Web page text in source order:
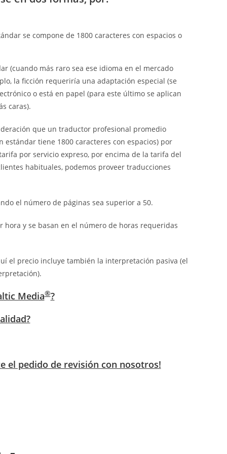
se compone de 1800 caracteres con espacios o
(cuando más raro sea ese idioma en el mercado
la ficción requeriría una adaptación especial (se
o está en papel (para este último se aplican
caras).
que un traductor profesional promedio
tiene 1800 caracteres con espacios) por
por servicio expreso, por encima de la tarifa del
habituales, podemos proveer traducciones
el número de páginas sea superior a 50.
hora y se basan en el número de horas requeridas
el precio incluye también la interpretación pasiva (el
Media®?
el pedido de revisión con nosotros!